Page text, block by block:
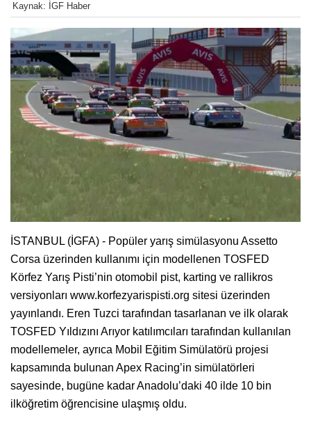
Kaynak: İGF Haber
İSTANBUL (İGFA) - Popüler yarış simülasyonu Assetto
Corsa üzerinden kullanımı için modellenen TOSFED
Körfez Yarış Pisti’nin otomobil pist, karting ve rallikros
versiyonları www.korfezyarispisti.org sitesi üzerinden
yayınlandı. Eren Tuzci tarafından tasarlanan ve ilk olarak
TOSFED Yıldızını Arıyor katılımcıları tarafından kullanılan
modellemeler, ayrıca Mobil Eğitim Simülatörü projesi
kapsamında bulunan Apex Racing’in simülatörleri
sayesinde, bugüne kadar Anadolu’daki 40 ilde 10 bin
ilköğretim öğrencisine ulaşmış oldu.